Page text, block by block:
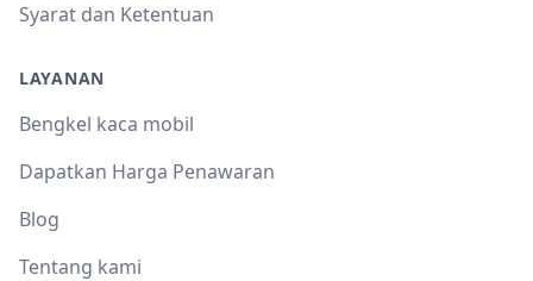
Syarat dan Ketentuan
LAYANAN
Bengkel kaca mobil
Dapatkan Harga Penawaran
Blog
Tentang kami